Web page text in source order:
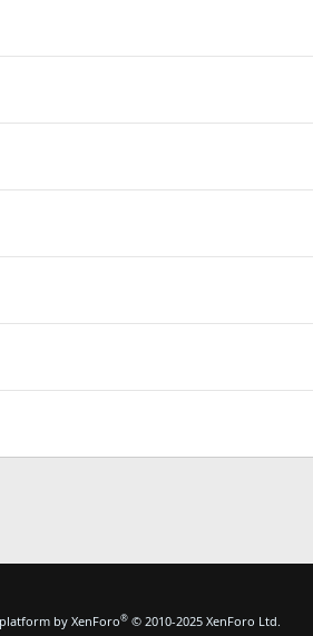
by XenForo® © 2010-2025 XenForo Ltd.